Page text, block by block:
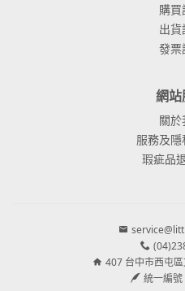
購買
出貨
發票
網
關於
服務及
瑕疵品
407 台中市西屯
統一編